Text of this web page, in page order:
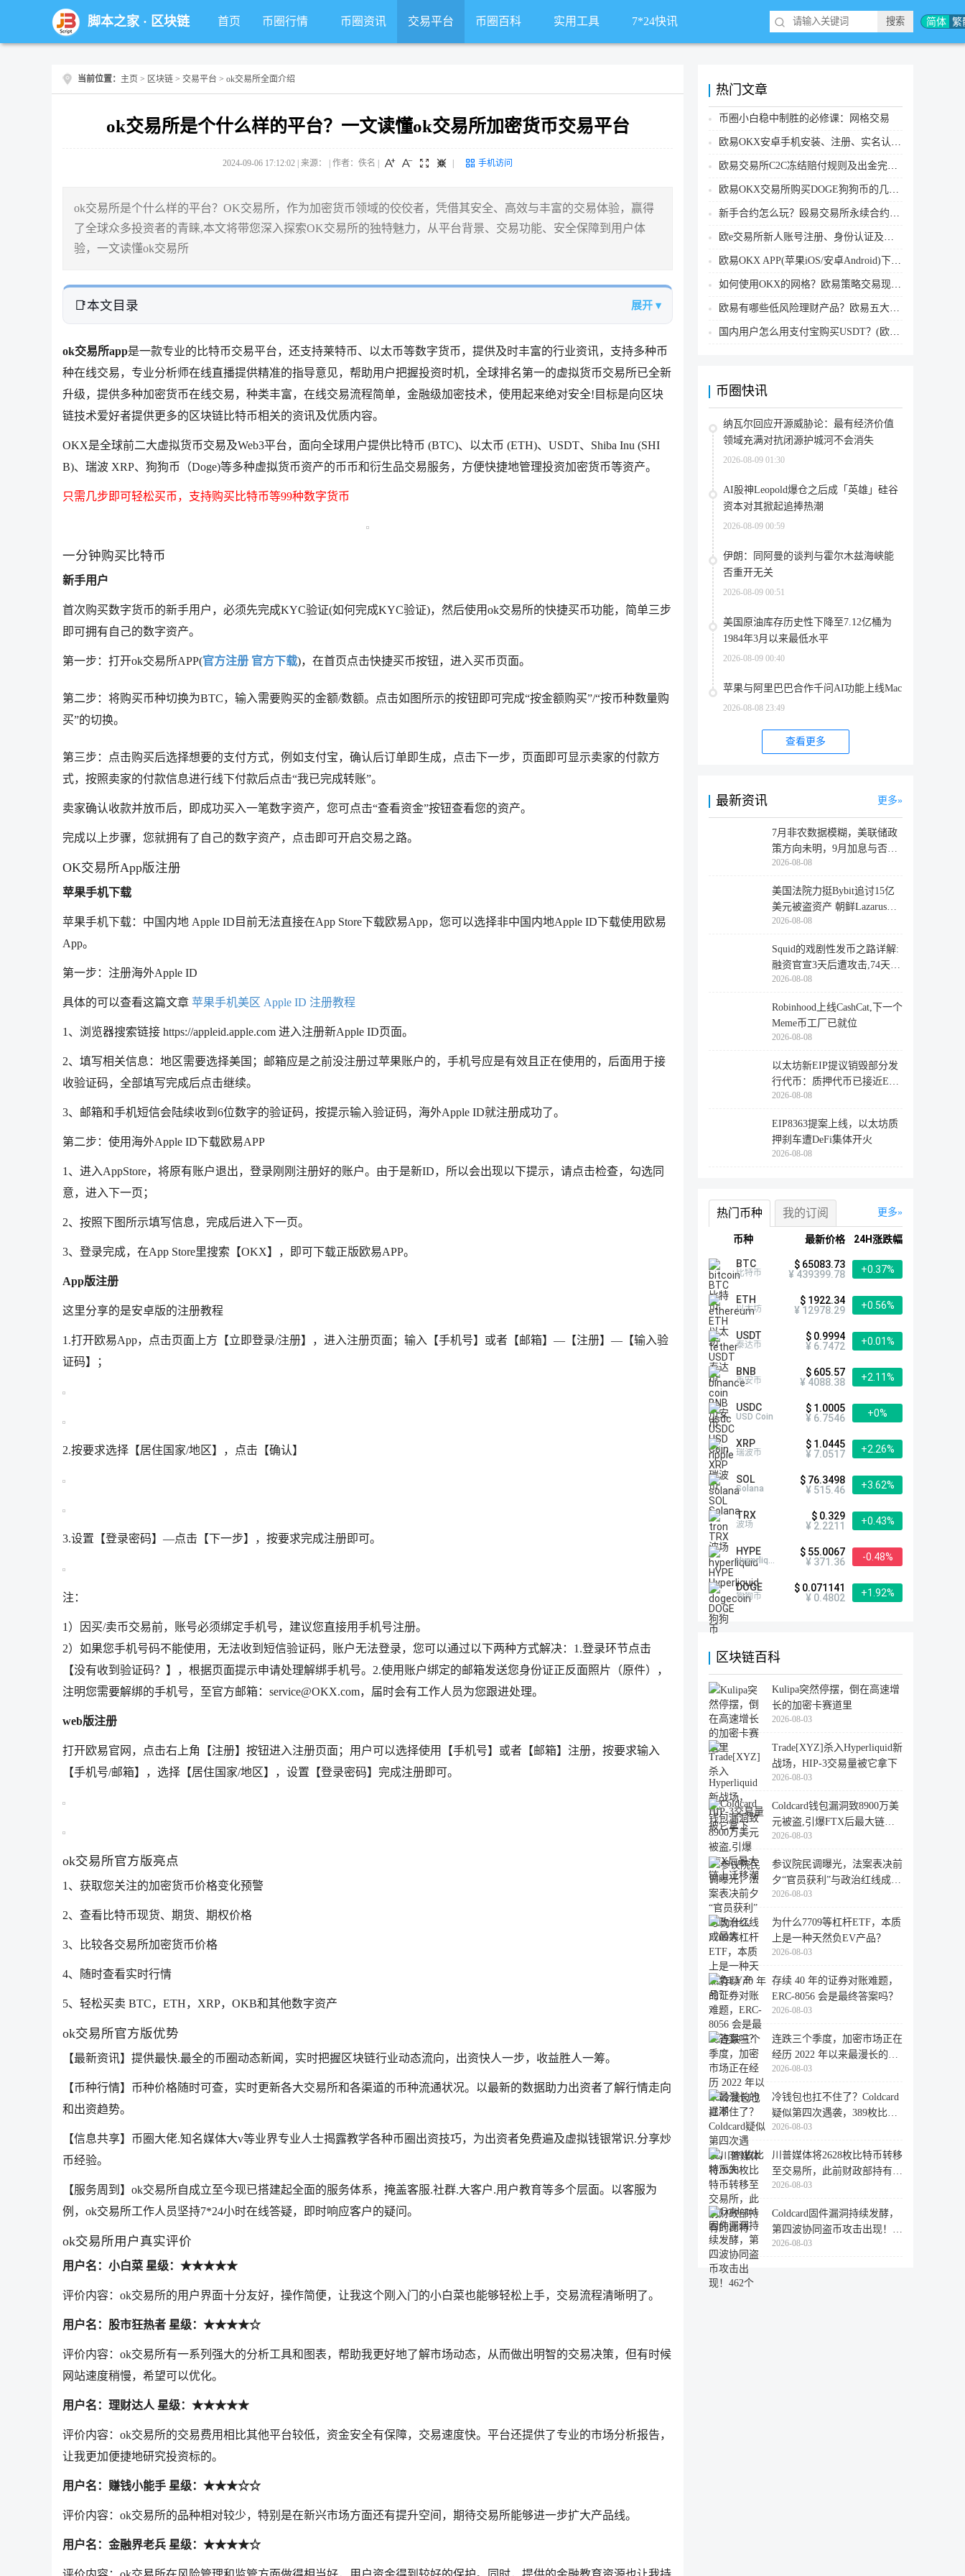
简体 繁
脚本之家· 区块链 首页 币圈行情 币圈资讯 交易平台 币圈百科 实用工具 7*24快讯
当前位置： 主页 > 区块链 > 交易平台 > ok交易所全面介绍
ok交易所是个什么样的平台？一文读懂ok交易所加密货币交易平台
2024-09-06 17:12:02 | 来源： | 作者：佚名 手机访问
ok交易所是个什么样的平台？OK交易所，作为加密货币领域的佼佼者，凭借其安全、高效与丰富的交易体验，赢得
了全球众多投资者的青睐,本文将带您深入探索OK交易所的独特魅力，从平台背景、交易功能、安全保障到用户体
验，一文读懂ok交易所
本文目录 展开 ▾
ok交易所app是一款专业的比特币交易平台，还支持莱特币、以太币等数字货币，提供及时丰富的行业资讯，支持多种币
种在线交易，专业分析师在线直播提供精准的指导意见，帮助用户把握投资时机，全球排名第一的虚拟货币交易所已全新
升级，提供多种加密货币在线交易，种类丰富，在线交易流程简单，金融级加密技术，使用起来绝对安全!目标是向区块
链技术爱好者提供更多的区块链比特币相关的资讯及优质内容。
OKX是全球前二大虚拟货币交易及Web3平台，面向全球用户提供比特币 (BTC)、以太币 (ETH)、USDT、Shiba Inu (SHI
B)、瑞波 XRP、狗狗币（Doge)等多种虚拟货币资产的币币和衍生品交易服务，方便快捷地管理投资加密货币等资产。
只需几步即可轻松买币，支持购买比特币等99种数字货币
一分钟购买比特币
新手用户
首次购买数字货币的新手用户，必须先完成KYC验证(如何完成KYC验证)，然后使用ok交易所的快捷买币功能，简单三步
即可拥有自己的数字资产。
第一步：打开ok交易所APP(官方注册 官方下载)，在首页点击快捷买币按钮，进入买币页面。
第二步：将购买币种切换为BTC，输入需要购买的金额/数额。点击如图所示的按钮即可完成“按金额购买”/“按币种数量购
买”的切换。
第三步：点击购买后选择想要的支付方式，例如支付宝，确认后订单即生成，点击下一步，页面即可显示卖家的付款方
式，按照卖家的付款信息进行线下付款后点击“我已完成转账”。
卖家确认收款并放币后，即成功买入一笔数字资产，您可点击“查看资金”按钮查看您的资产。
完成以上步骤，您就拥有了自己的数字资产，点击即可开启交易之路。
OK交易所App版注册
苹果手机下载
苹果手机下载：中国内地 Apple ID目前无法直接在App Store下载欧易App，您可以选择非中国内地Apple ID下载使用欧易
App。
第一步：注册海外Apple ID
具体的可以查看这篇文章 苹果手机美区 Apple ID 注册教程
1、浏览器搜索链接 https://appleid.apple.com 进入注册新Apple ID页面。
2、填写相关信息：地区需要选择美国；邮箱应是之前没注册过苹果账户的，手机号应是有效且正在使用的，后面用于接
收验证码，全部填写完成后点击继续。
3、邮箱和手机短信会陆续收到6位数字的验证码，按提示输入验证码，海外Apple ID就注册成功了。
第二步：使用海外Apple ID下载欧易APP
1、进入AppStore，将原有账户退出，登录刚刚注册好的账户。由于是新ID，所以会出现以下提示，请点击检查，勾选同
意，进入下一页；
2、按照下图所示填写信息，完成后进入下一页。
3、登录完成，在App Store里搜索【OKX】，即可下载正版欧易APP。
App版注册
这里分享的是安卓版的注册教程
1.打开欧易App，点击页面上方【立即登录/注册】，进入注册页面；输入【手机号】或者【邮箱】—【注册】—【输入验
证码】；
2.按要求选择【居住国家/地区】，点击【确认】
3.设置【登录密码】—点击【下一步】，按要求完成注册即可。
注：
1）因买/卖币交易前，账号必须绑定手机号，建议您直接用手机号注册。
2）如果您手机号码不能使用，无法收到短信验证码，账户无法登录，您可以通过以下两种方式解决：1.登录环节点击
【没有收到验证码？】，根据页面提示申请处理解绑手机号。2.使用账户绑定的邮箱发送您身份证正反面照片（原件），
注明您需要解绑的手机号，至官方邮箱：service@OKX.com，届时会有工作人员为您跟进处理。
web版注册
打开欧易官网，点击右上角【注册】按钮进入注册页面；用户可以选择使用【手机号】或者【邮箱】注册，按要求输入
【手机号/邮箱】，选择【居住国家/地区】，设置【登录密码】完成注册即可。
ok交易所官方版亮点
1、获取您关注的加密货币价格变化预警
2、查看比特币现货、期货、期权价格
3、比较各交易所加密货币价格
4、随时查看实时行情
5、轻松买卖 BTC，ETH，XRP，OKB和其他数字资产
ok交易所官方版优势
【最新资讯】提供最快.最全的币圈动态新闻，实时把握区块链行业动态流向，出资快人一步，收益胜人一筹。
【币种行情】币种价格随时可查，实时更新各大交易所和各渠道的币种流通状况。以最新的数据助力出资者了解行情走向
和出资趋势。
【信息共享】币圈大佬.知名媒体大v等业界专业人士揭露教学各种币圈出资技巧，为出资者免费遍及虚拟钱银常识.分享炒
币经验。
【服务周到】ok交易所自成立至今现已搭建起全面的服务体系，掩盖客服.社群.大客户.用户教育等多个层面。以客服为
例，ok交易所工作人员坚持7*24小时在线答疑，即时响应客户的疑问。
ok交易所用户真实评价
用户名：小白菜 星级：★★★★★
评价内容：ok交易所的用户界面十分友好，操作简便，让我这个刚入门的小白菜也能够轻松上手，交易流程清晰明了。
用户名：股市狂热者 星级：★★★★☆
评价内容：ok交易所有一系列强大的分析工具和图表，帮助我更好地了解市场动态，从而做出明智的交易决策，但有时候
网站速度稍慢，希望可以优化。
用户名：理财达人 星级：★★★★★
评价内容：ok交易所的交易费用相比其他平台较低，资金安全有保障，交易速度快。平台还提供了专业的市场分析报告，
让我更加便捷地研究投资标的。
用户名：赚钱小能手 星级：★★★☆☆
评价内容：ok交易所的品种相对较少，特别是在新兴市场方面还有提升空间，期待交易所能够进一步扩大产品线。
用户名：金融界老兵 星级：★★★★☆
热门文章
币圈小白稳中制胜的必修课：网格交易
欧易OKX安卓手机安装、注册、实名认证、买币转账新手实操教程
欧易交易所C2C冻结赔付规则及出金完整流程
欧易OKX交易所购买DOGE狗狗币的几个方式汇总
新手合约怎么玩？殴易交易所永续合约操作步骤教程(APP/Web端)
欧e交易所新人账号注册、身份认证及安全设置教程
欧易OKX APP(苹果iOS/安卓Android)下载图文教程
如何使用OKX的网格？欧易策略交易现货网格新手操作流程
欧易有哪些低风险理财产品？欧易五大低风险理财产品详细介绍
国内用户怎么用支付宝购买USDT？(欧易交易所为例)
币圈快讯
纳瓦尔回应开源威胁论：最有经济价值
领域充满对抗闭源护城河不会消失
2026-08-09 01:30
AI股神Leopold爆仓之后成「英雄」硅谷
资本对其掀起追捧热潮
2026-08-09 00:59
伊朗：同阿曼的谈判与霍尔木兹海峡能
否重开无关
2026-08-09 00:51
美国原油库存历史性下降至7.12亿桶为
1984年3月以来最低水平
2026-08-09 00:40
苹果与阿里巴巴合作千问AI功能上线Mac
2026-08-08 23:49
查看更多
最新资讯 更多
7月非农数据模糊，美联储政
策方向未明，9月加息与否仍
取决于
2026-08-08
美国法院力挺Bybit追讨15亿
美元被盗资产 朝鲜Lazarus黑
客洗
2026-08-08
Squid的戏剧性发币之路详解:
融资官宣3天后遭攻击,74天后
登陆
2026-08-08
Robinhood上线CashCat,下一个
Meme币工厂已就位
2026-08-08
以太坊新EIP提议销毁部分发
行代币：质押代币已接近ETH
供应量
2026-08-08
EIP8363提案上线，以太坊质
押刹车遭DeFi集体开火
2026-08-08
更多
热门币种 我的订阅
币种 最新价格 24H涨跌幅
BTC
比特币
$ 65083.73
¥ 439399.78
+0.37%
ETH
以太坊
$ 1922.34
¥ 12978.29
+0.56%
USDT
泰达币
$ 0.9994
¥ 6.7472
+0.01%
BNB
币安币
$ 605.57
¥ 4088.38
+2.11%
USDC
USD Coin
$ 1.0005
¥ 6.7546
+0%
XRP
瑞波币
$ 1.0445
¥ 7.0517
+2.26%
SOL
Solana
$ 76.3498
¥ 515.46
+3.62%
TRX
波场
$ 0.329
¥ 2.2211
+0.43%
HYPE
Hyperliquid
$ 55.0067
¥ 371.36
-0.48%
DOGE
狗狗币
$ 0.071141
¥ 0.4802
+1.92%
区块链百科
Kulipa突然停摆，倒在高速增
长的加密卡赛道里
2026-08-03
Trade[XYZ]杀入Hyperliquid新
战场，HIP-3交易量被它拿下
2026-08-03
Coldcard钱包漏洞致8900万美
元被盗,引爆FTX后最大链上
迁移潮
2026-08-03
参议院民调曝光，法案表决前
夕“官员获利”与政治红线成最
大
2026-08-03
为什么7709等杠杆ETF，本质
上是一种天然负EV产品？
2026-08-03
存续 40 年的证券对账难题，
ERC-8056 会是最终答案吗？
2026-08-03
连跌三个季度，加密市场正在
经历 2022 年以来最漫长的退
潮
2026-08-03
冷钱包也扛不住了？Coldcard
疑似第四次遇袭，389枚比特
币失
2026-08-03
川普媒体将2628枚比特币转移
至交易所，此前财政部持有的
比特
2026-08-03
Coldcard固件漏洞持续发酵，
第四波协同盗币攻击出现！
462个
2026-08-03